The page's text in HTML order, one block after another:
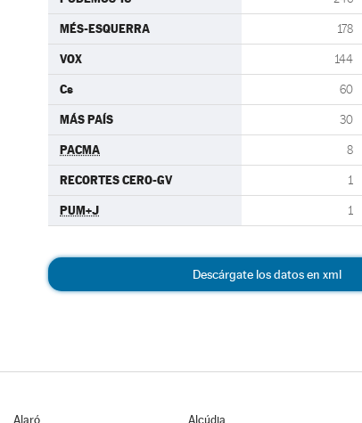
MÉS-ESQUERRA 178
VOX 144
Cs 60
MÁS PAÍS 30
PACMA 8
RECORTES CERO-GV 1
PUM+J 1
Descárgate los datos en xml
Alaró Alcúdia